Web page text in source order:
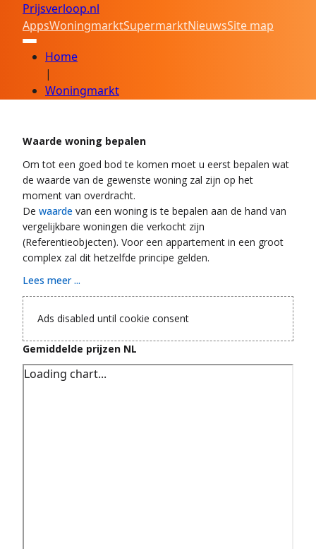
Prijsverloop.nl
AppsWoningmarktSupermarktNieuwsSite map
Home
|
Woningmarkt
Waarde woning bepalen
Om tot een goed bod te komen moet u eerst bepalen wat
de waarde van de gewenste woning zal zijn op het
moment van overdracht.
De waarde van een woning is te bepalen aan de hand van
vergelijkbare woningen die verkocht zijn
(Referentieobjecten). Voor een appartement in een groot
complex zal dit hetzelfde principe gelden.
Lees meer ...
Ads disabled until cookie consent
Gemiddelde prijzen NL